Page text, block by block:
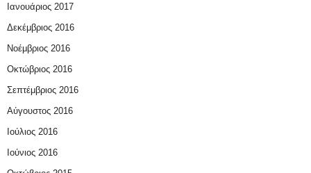
Ιανουάριος 2017
Δεκέμβριος 2016
Νοέμβριος 2016
Οκτώβριος 2016
Σεπτέμβριος 2016
Αύγουστος 2016
Ιούλιος 2016
Ιούνιος 2016